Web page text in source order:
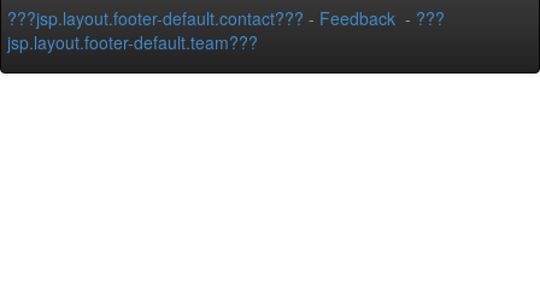
???jsp.layout.footer-default.contact??? - Feedback - ???
jsp.layout.footer-default.team???